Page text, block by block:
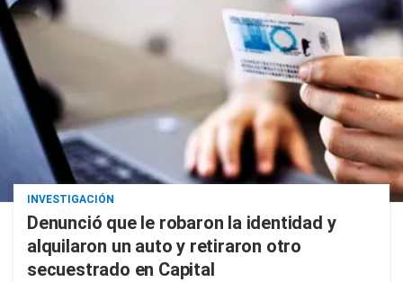
INVESTIGACIÓN
Denunció que le robaron la identidad y
alquilaron un auto y retiraron otro
secuestrado en Capital